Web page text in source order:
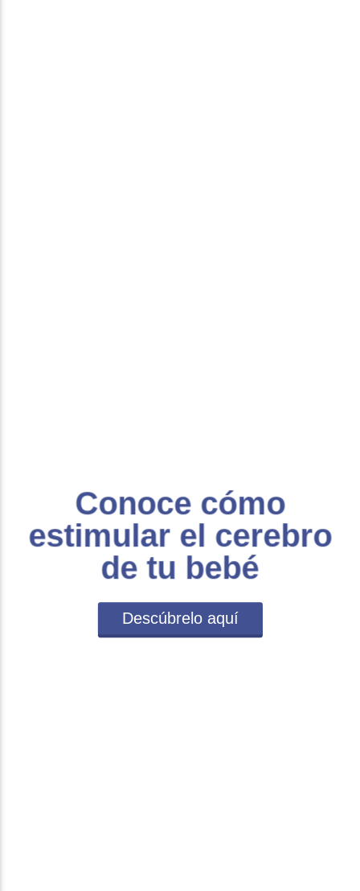
Conoce cómo
estimular el cerebro
de tu bebé
Descúbrelo aquí